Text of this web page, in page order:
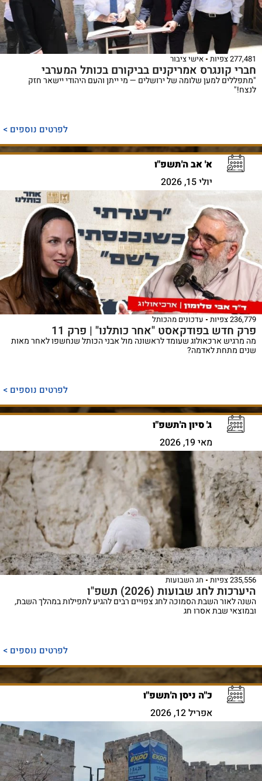
277,481 צפיות אישי ציבור
חברי קונגרס אמריקנים בביקורם בכותל המערבי
"מתפללים למען שלומה של ירושלים — מי ייתן והעם היהודי יישאר חזק
לנצח!"
לפרטים נוספים >
א' אב ה'תשפ"ו
יולי 15, 2026
236,779 צפיות עדכונים מהכותל
פרק חדש בפודקאסט "אחר כותלנו" | פרק 11
מה מרגיש ארכאולוג שעומד לראשונה מול אבני הכותל שנחשפו לאחר מאות
שנים מתחת לאדמה?
לפרטים נוספים >
ג' סיון ה'תשפ"ו
מאי 19, 2026
235,556 צפיות חג השבועות
היערכות לחג שבועות (2026) תשפ"ו
השנה לאור השבת הסמוכה לחג צפויים רבים להגיע לתפילות במהלך השבת,
ובמוצאי שבת אסרו חג
לפרטים נוספים >
כ"ה ניסן ה'תשפ"ו
אפריל 12, 2026